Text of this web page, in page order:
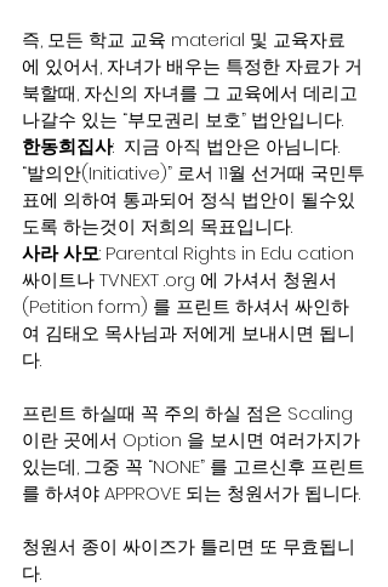
즉, 모든 학교 교육 material 및 교육자료
에 있어서, 자녀가 배우는 특정한 자료가 거
북할때, 자신의 자녀를 그 교육에서 데리고
나갈수 있는 “부모권리 보호” 법안입니다.
한동희집사:  지금 아직 법안은 아님니다.
“발의안(Initiative)” 로서 11월 선거때 국민투
표에 의하여 통과되어 정식 법안이 될수있
도록 하는것이 저희의 목표입니다.
사라 사모: Parental Rights in Edu cation
싸이트나 TVNEXT .org 에 가셔서 청원서
(Petition form) 를 프린트 하셔서 싸인하
여 김태오 목사님과 저에게 보내시면 됩니
다.
프린트 하실때 꼭 주의 하실 점은 Scaling
이란 곳에서 Option 을 보시면 여러가지가
있는데, 그중 꼭 “NONE” 를 고르신후 프린트
를 하셔야 APPROVE 되는 청원서가 됩니다.
청원서 종이 싸이즈가 틀리면 또 무효됩니
다.